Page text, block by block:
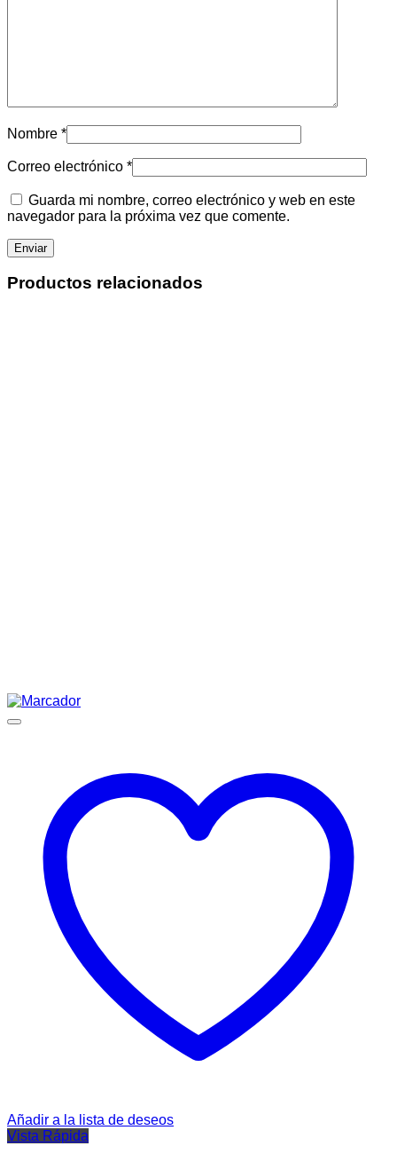
Nombre *
Correo electrónico *
Guarda mi nombre, correo electrónico y web en este
navegador para la próxima vez que comente.
Productos relacionados
Añadir a la lista de deseos
Vista Rápida